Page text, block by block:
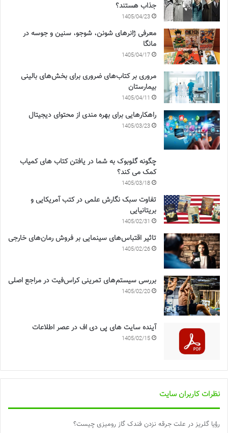
جذاب هستند؟
1405/04/23
معرفی ژانرهای شونن، شوجو، سنین و جوسه در
مانگا
1405/04/17
مروری بر کتاب‌های ضروری برای بخش‌های بالینی
بیمارستان
1405/04/11
راهکارهایی برای بهره مندی از محتوای دیجیتال
1405/03/23
چگونه گلوبوک به شما در یافتن کتاب های کمیاب
کمک می کند؟
1405/03/18
تفاوت سبک نگارش علمی در کتب آمریکایی و
بریتانیایی
1405/02/31
تاثیر اقتباس‌های سینمایی بر فروش رمان‌های خارجی
1405/02/26
بررسی سیستم‌های تمرینی کراس‌فیت در مراجع اصلی
1405/02/20
آینده سایت های پی دی اف در عصر اطلاعات
1405/02/15
نظرات کاربران سایت
رؤیا گلریز در علت جرقه نزدن فندک گاز رومیزی چیست؟